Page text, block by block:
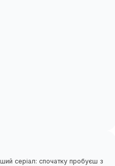
серіал: спочатку пробуєш з